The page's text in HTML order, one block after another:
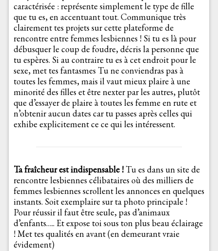
caractérisée : représente simplement le type de fille
que tu es, en accentuant tout. Communique très
clairement tes projets sur cette plateforme de
rencontre entre femmes lesbiennes ! Si tu es là pour
débusquer le coup de foudre, décris la personne que
tu espères. Si au contraire tu es à cet endroit pour le
sexe, met tes fantasmes Tu ne conviendras pas à
toutes les femmes, mais il vaut mieux plaire à une
minorité des filles et être nexter par les autres, plutôt
que d’essayer de plaire à toutes les femme en rute et
n’obtenir aucun dates car tu passes après celles qui
exhibe explicitement ce ce qui les intéressent.
Ta fraîcheur est indispensable !Tu es dans un site de
rencontre lesbiennes célibataires où des milliers de
femmes lesbiennes scrollent les annonces en quelques
instants. Soit exemplaire sur ta photo principale !
Pour réussir il faut être seule, pas d’animaux
d’enfants….. Et expose toi sous ton plus beau éclairage
! Met tes qualités en avant (en demeurant vraie
évidement)